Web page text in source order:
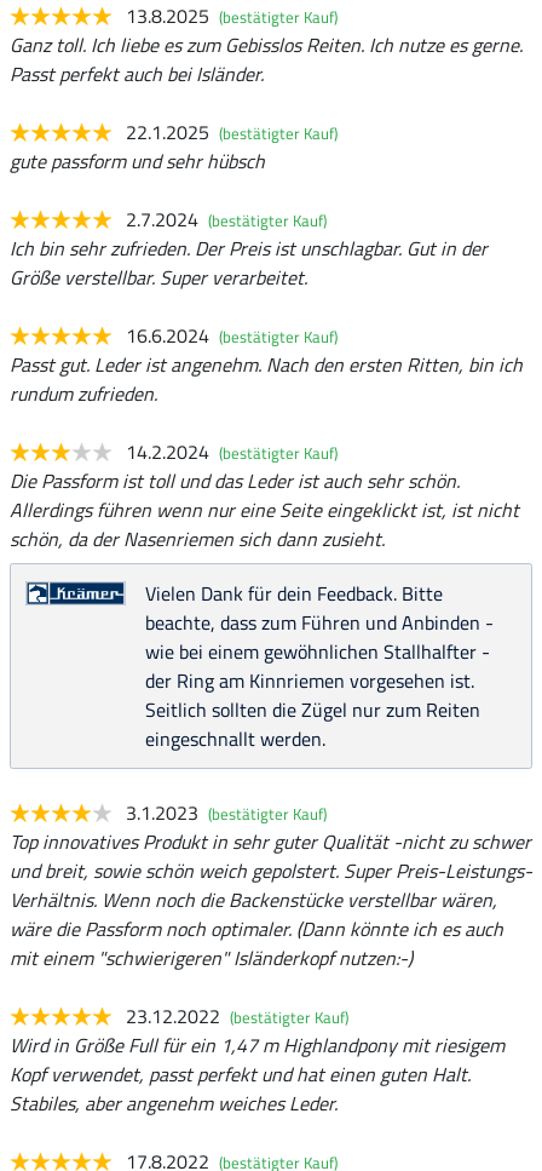
13.8.2025 (bestätigter Kauf)
Ganz toll. Ich liebe es zum Gebisslos Reiten. Ich nutze es gerne.
Passt perfekt auch bei Isländer.
22.1.2025 (bestätigter Kauf)
gute passform und sehr hübsch
2.7.2024 (bestätigter Kauf)
Ich bin sehr zufrieden. Der Preis ist unschlagbar. Gut in der
Größe verstellbar. Super verarbeitet.
16.6.2024 (bestätigter Kauf)
Passt gut. Leder ist angenehm. Nach den ersten Ritten, bin ich
rundum zufrieden.
14.2.2024 (bestätigter Kauf)
Die Passform ist toll und das Leder ist auch sehr schön.
Allerdings führen wenn nur eine Seite eingeklickt ist, ist nicht
schön, da der Nasenriemen sich dann zusieht.
Vielen Dank für dein Feedback. Bitte
beachte, dass zum Führen und Anbinden -
wie bei einem gewöhnlichen Stallhalfter -
der Ring am Kinnriemen vorgesehen ist.
Seitlich sollten die Zügel nur zum Reiten
eingeschnallt werden.
3.1.2023 (bestätigter Kauf)
Top innovatives Produkt in sehr guter Qualität -nicht zu schwer
und breit, sowie schön weich gepolstert. Super Preis-Leistungs-
Verhältnis. Wenn noch die Backenstücke verstellbar wären,
wäre die Passform noch optimaler. (Dann könnte ich es auch
mit einem "schwierigeren" Isländerkopf nutzen:-)
23.12.2022 (bestätigter Kauf)
Wird in Größe Full für ein 1,47 m Highlandpony mit riesigem
Kopf verwendet, passt perfekt und hat einen guten Halt.
Stabiles, aber angenehm weiches Leder.
17.8.2022 (bestätigter Kauf)